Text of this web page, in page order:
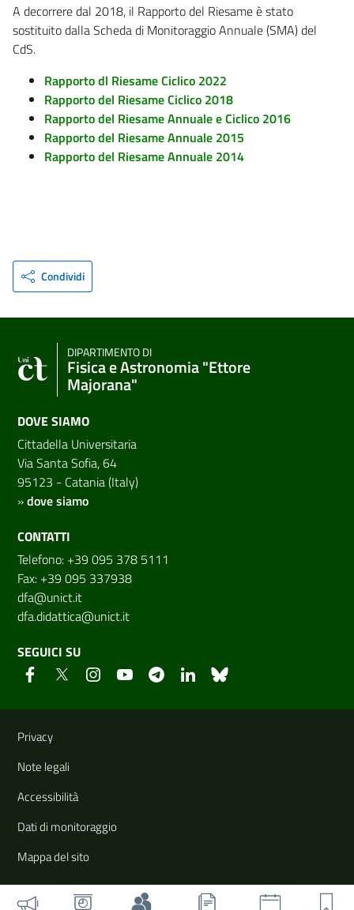
A decorrere dal 2018, il Rapporto del Riesame è stato
sostituito dalla Scheda di Monitoraggio Annuale (SMA) del
CdS.
Rapporto dl Riesame Ciclico 2022
Rapporto del Riesame Ciclico 2018
Rapporto del Riesame Annuale e Ciclico 2016
Rapporto del Riesame Annuale 2015
Rapporto del Riesame Annuale 2014
Condividi
DIPARTIMENTO DI
Fisica e Astronomia "Ettore
Majorana"
DOVE SIAMO
Cittadella Universitaria
Via Santa Sofia, 64
95123 - Catania (Italy)
»dove siamo
CONTATTI
Telefono: +39 095 378 5111
Fax: +39 095 337938
dfa@unict.it
dfa.didattica@unict.it
SEGUICI SU
Link e informazioni utili
Privacy
Note legali
Accessibilità
Dati di monitoraggio
Mappa del sito